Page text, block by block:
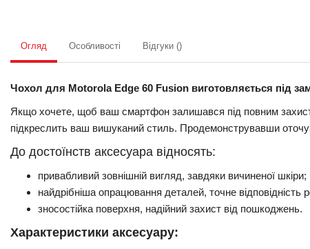
Огляд Особливості Відгуки ()
Чохол для Motorola Edge 60 Fusion виготовляється під
Якщо хочете, щоб ваш смартфон залишався під повним
підкреслить ваш вишуканий стиль. Продемонструвавши
До достоїнств аксесуара відносять:
привабливий зовнішній вигляд, завдяки вичиненої шкіри;
найдрібніша опрацювання деталей, точне відповідність
зносостійка поверхня, надійний захист від пошкоджень.
Характеристики аксесуару: